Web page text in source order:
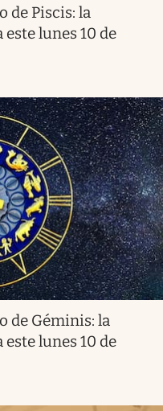
de Piscis: la
lunes 10 de
de Géminis: la
lunes 10 de